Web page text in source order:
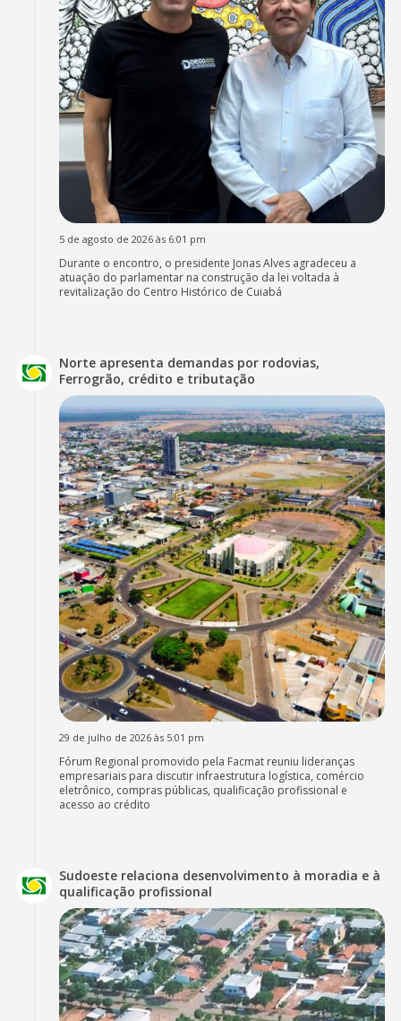
5 de agosto de 2026 às 6:01 pm
Durante o encontro, o presidente Jonas Alves agradeceu a
atuação do parlamentar na construção da lei voltada à
revitalização do Centro Histórico de Cuiabá
Norte apresenta demandas por rodovias,
Ferrogrão, crédito e tributação
29 de julho de 2026 às 5:01 pm
Fórum Regional promovido pela Facmat reuniu lideranças
empresariais para discutir infraestrutura logística, comércio
eletrônico, compras públicas, qualificação profissional e
acesso ao crédito
Sudoeste relaciona desenvolvimento à moradia e à
qualificação profissional